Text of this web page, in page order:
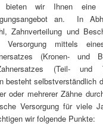
wir Ihnen eine
an. In
Zahnverteilung und
mittels
(Kronen- und
(Teil- und
besteht selbstverständlich
oder mehrerer Zähne
Versorgung für viele
wir folgende Punkte: